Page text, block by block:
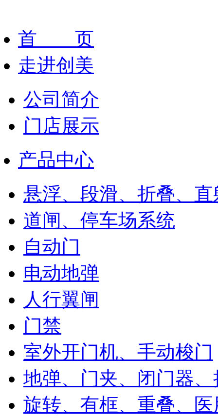
首 页
走进创美
公司简介
门店展示
产品中心
悬浮、段滑、折叠、直
道闸、停车场系统
自动门
电动地弹
人行翼闸
门禁
室外开门机、手动梭门
地弹、门夹、闭门器、
旋转、有框、重叠、医